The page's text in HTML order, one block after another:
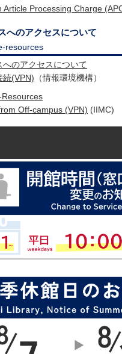
Article Processing Charge
へのアクセスについて
resources
へのアクセスについて
続(VPN) （情報環境機構）
Off-campus (VPN) (IIMC)